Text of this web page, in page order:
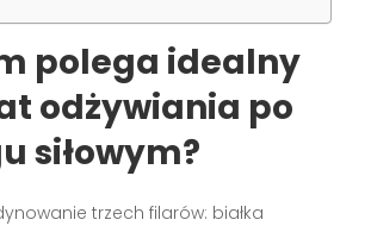
polega idealny
odżywiania po
siłowym?
trzech filarów: białka